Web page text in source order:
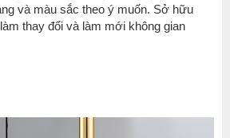
và màu sắc theo ý muốn. Sở hữu
thay đổi và làm mới không gian